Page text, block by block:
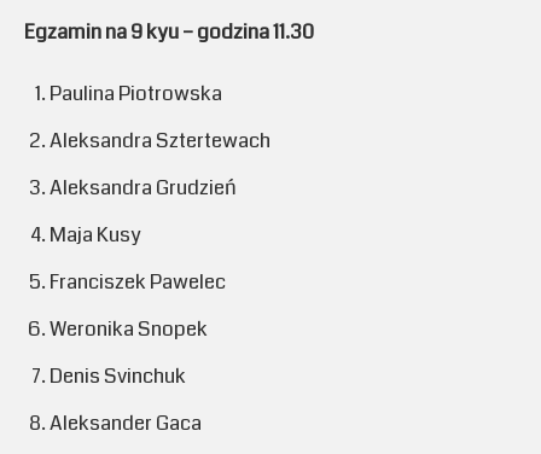
Egzamin na 9 kyu – godzina 11.30
Paulina Piotrowska
Aleksandra Sztertewach
Aleksandra Grudzień
Maja Kusy
Franciszek Pawelec
Weronika Snopek
Denis Svinchuk
Aleksander Gaca